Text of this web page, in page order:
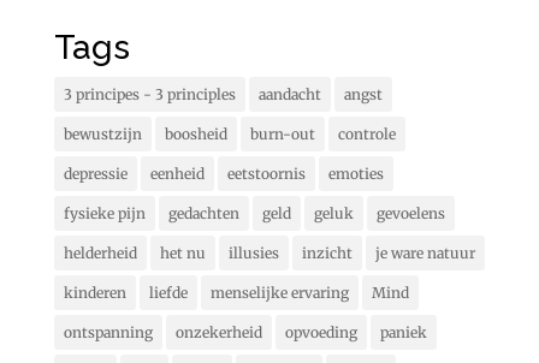
Tags
3 principes - 3 principles aandacht angst
bewustzijn boosheid burn-out controle
depressie eenheid eetstoornis emoties
fysieke pijn gedachten geld geluk gevoelens
helderheid het nu illusies inzicht je ware natuur
kinderen liefde menselijke ervaring Mind
ontspanning onzekerheid opvoeding paniek